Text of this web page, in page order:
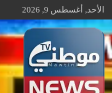
Skip
content
الأحد, أغسطس 9, 2026